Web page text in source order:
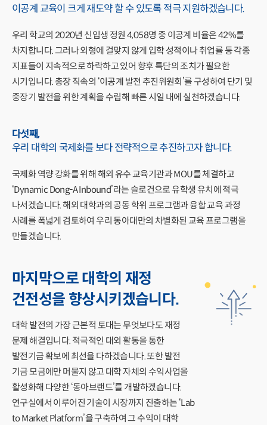
이공계 교육이 크게 재도약 할 수 있도록적극 지원하겠습니다.
우리 학교의 2020년 신입생 정원 4,058명 중 이공계 비율은 42%를
차지합니다. 그러나 외형에 걸맞지 않게 입학 성적이나 취업률 등 각종
지표들이 지속적으로 하락하고 있어 향후 특단의 조치가 필요한
시기입니다. 총장 직속의 ‘이공계 발전 추진위원회’를 구성하여 단기 및
중장기 발전을 위한 계획을 수립해 빠른 시일 내에 실천하겠습니다.
다섯째,
우리 대학의 국제화를 보다 전략적으로추진하고자 합니다.
국제화 역량 강화를 위해 해외 유수 교육기관과 MOU를 체결하고
‘Dynamic Dong-A Inbound’라는 슬로건으로 유학생 유치에 적극
나서겠습니다. 해외 대학과의 공동 학위 프로그램과 융합 교육 과정
사례를 폭넓게 검토하여 우리 동아대만의 차별화된 교육 프로그램을
만들겠습니다.
마지막으로 대학의 재정
건전성을 향상시키겠습니다.
대학 발전의 가장 근본적 토대는 무엇보다도 재정
문제 해결입니다. 적극적인 대외 활동을 통한
발전기금 확보에 최선을 다하겠습니다. 또한 발전
기금 모금에만 머물지 않고 대학 자체의 수익사업을
활성화해 다양한 ‘동아브랜드’를 개발하겠습니다.
연구실에서 이루어진 기술이 시장까지 진출하는 ‘Lab
to Market Platform’을 구축하여 그 수익이 대학